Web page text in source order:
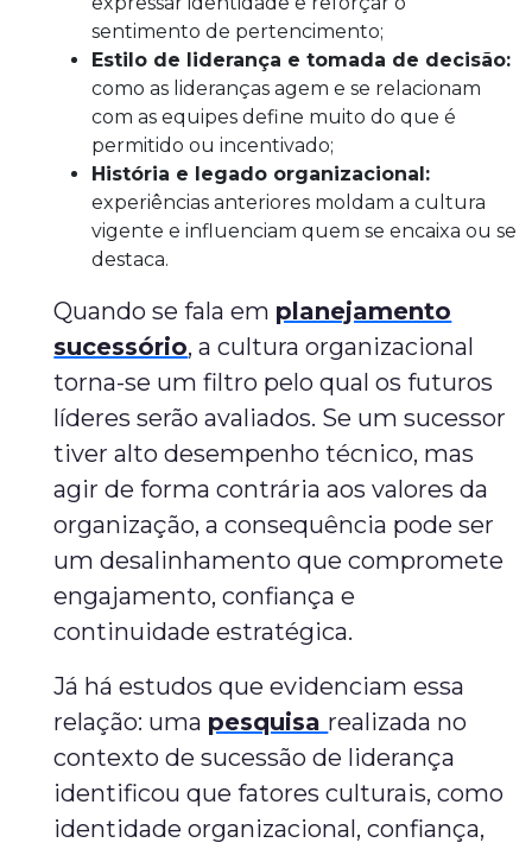
sentimento de pertencimento;
Estilo de liderança e tomada de decisão:
como as lideranças agem e se relacionam
com as equipes define muito do que é
permitido ou incentivado;
História e legado organizacional:
experiências anteriores moldam a cultura
vigente e influenciam quem se encaixa ou se
destaca.
Quando se fala em planejamento
sucessório, a cultura organizacional
torna-se um filtro pelo qual os futuros
líderes serão avaliados. Se um sucessor
tiver alto desempenho técnico, mas
agir de forma contrária aos valores da
organização, a consequência pode ser
um desalinhamento que compromete
engajamento, confiança e
continuidade estratégica.
Já há estudos que evidenciam essa
relação: uma pesquisa realizada no
contexto de sucessão de liderança
identificou que fatores culturais, como
identidade organizacional, confiança,